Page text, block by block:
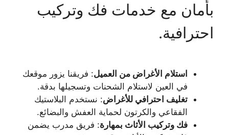
بأمان مع خدمات فك وتركيب
احترافية.
استلام الأغراض من العميل: فريقنا يزور موقعك
في العين لاستلام الشحنات وتسجيلها بدقة.
تغليف احترافي للأغراض: نستخدم البلاستيك
الفقاعي والكرتون لحماية العفش والبضائع.
فك وتركيب الأثاث بمهارة: فريق مدرب يضمن